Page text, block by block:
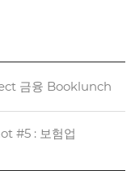
금융 Booklunch
#5 : 보험업